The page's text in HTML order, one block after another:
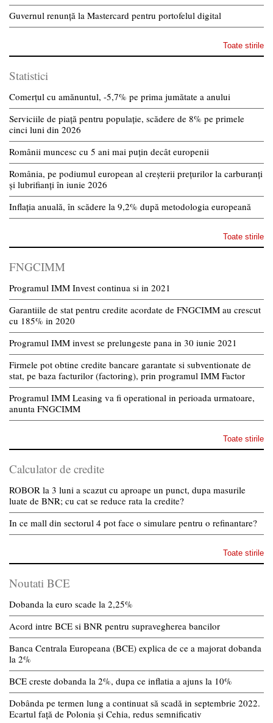
Guvernul renunță la Mastercard pentru portofelul digital
Toate stirile
Statistici
Comerțul cu amănuntul, -5,7% pe prima jumătate a anului
Serviciile de piață pentru populație, scădere de 8% pe primele
cinci luni din 2026
Românii muncesc cu 5 ani mai puțin decât europenii
România, pe podiumul european al creșterii prețurilor la carburanți
și lubrifianți în iunie 2026
Inflația anuală, în scădere la 9,2% după metodologia europeană
Toate stirile
FNGCIMM
Programul IMM Invest continua si in 2021
Garantiile de stat pentru credite acordate de FNGCIMM au crescut
cu 185% in 2020
Programul IMM invest se prelungeste pana in 30 iunie 2021
Firmele pot obtine credite bancare garantate si subventionate de
stat, pe baza facturilor (factoring), prin programul IMM Factor
Programul IMM Leasing va fi operational in perioada urmatoare,
anunta FNGCIMM
Toate stirile
Calculator de credite
ROBOR la 3 luni a scazut cu aproape un punct, dupa masurile
luate de BNR; cu cat se reduce rata la credite?
In ce mall din sectorul 4 pot face o simulare pentru o refinantare?
Toate stirile
Noutati BCE
Dobanda la euro scade la 2,25%
Acord intre BCE si BNR pentru supravegherea bancilor
Banca Centrala Europeana (BCE) explica de ce a majorat dobanda
la 2%
BCE creste dobanda la 2%, dupa ce inflatia a ajuns la 10%
Dobânda pe termen lung a continuat să scadă in septembrie 2022.
Ecartul față de Polonia și Cehia, redus semnificativ